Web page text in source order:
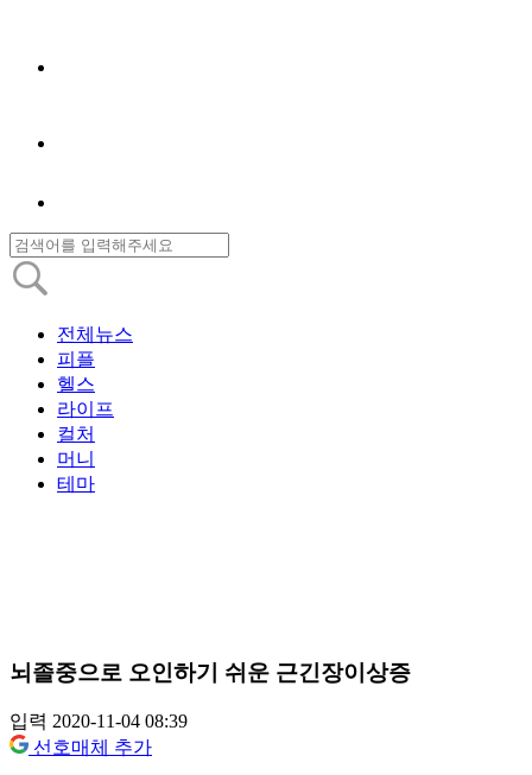
전체뉴스
피플
헬스
라이프
컬처
머니
테마
뇌졸중으로 오인하기 쉬운 근긴장이상증
입력 2020-11-04 08:39
선호매체 추가